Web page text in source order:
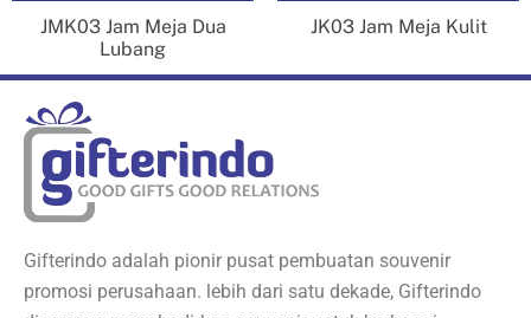
JMK03 Jam Meja Dua
Lubang
JK03 Jam Meja Kulit
Gifterindo adalah pionir pusat pembuatan souvenir
promosi perusahaan. lebih dari satu dekade, Gifterindo